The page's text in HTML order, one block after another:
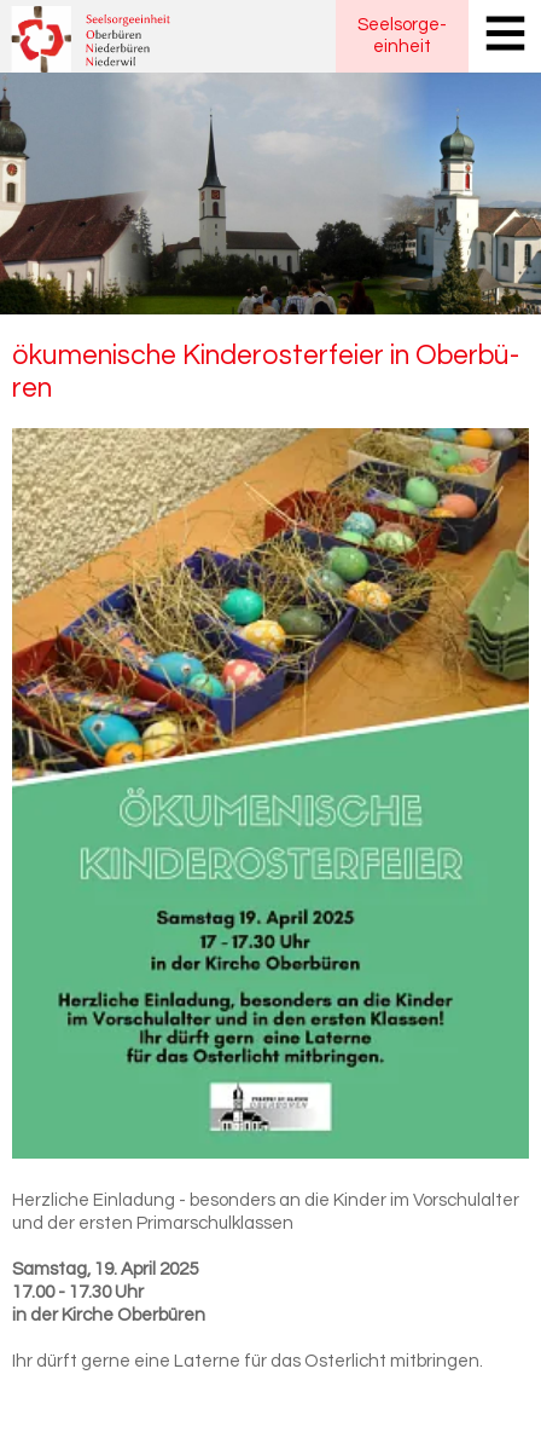
Seelsorge-
einheit
öku­me­ni­sche Kinde­ros­ter­fei­er in Ober­bü­
ren
Herzliche Einladung - besonders an die Kinder im Vorschulalter
und der ersten Primarschulklassen
Samstag, 19. April 2025
17.00 - 17.30 Uhr
in der Kirche Oberbüren
Ihr dürft gerne eine Laterne für das Osterlicht mitbringen.